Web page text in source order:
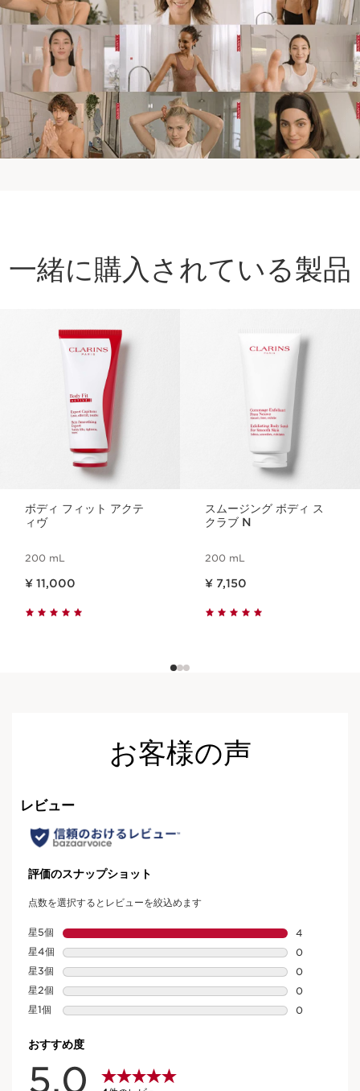
一緒に購入されている製品
コンテンツへ移動
ボディ フィット アクテ
ィヴ
200 mL
¥ 11,000
スムージング ボディ ス
クラブ N
200 mL
¥ 7,150
お客様の声